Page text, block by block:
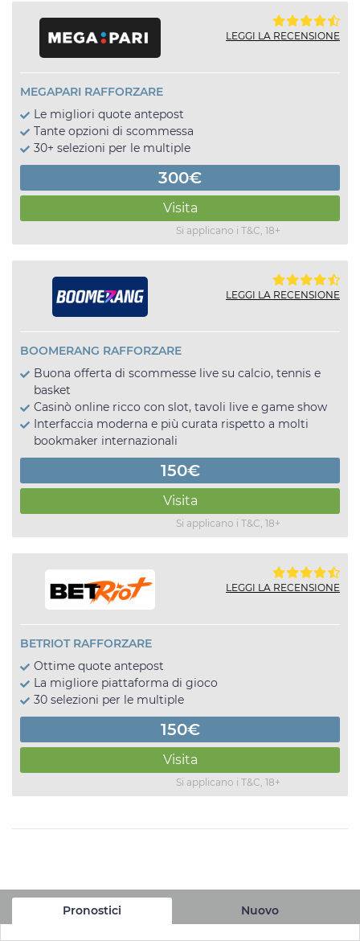
LEGGI LA RECENSIONE
MEGAPARI RAFFORZARE
Le migliori quote antepost
Tante opzioni di scommessa
30+ selezioni per le multiple
300€
Visita
Si applicano i T&C, 18+
LEGGI LA RECENSIONE
BOOMERANG RAFFORZARE
Buona offerta di scommesse live su calcio, tennis e
basket
Casinò online ricco con slot, tavoli live e game show
Interfaccia moderna e più curata rispetto a molti
bookmaker internazionali
150€
Visita
Si applicano i T&C, 18+
LEGGI LA RECENSIONE
BETRIOT RAFFORZARE
Ottime quote antepost
La migliore piattaforma di gioco
30 selezioni per le multiple
150€
Visita
Si applicano i T&C, 18+
Pronostici Nuovo